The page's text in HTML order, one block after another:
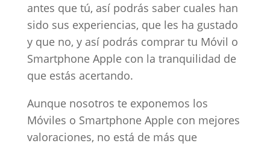
antes que tú, así podrás saber cuales han
sido sus experiencias, que les ha gustado
y que no, y así podrás comprar tu Móvil o
Smartphone Apple con la tranquilidad de
que estás acertando.
Aunque nosotros te exponemos los
Móviles o Smartphone Apple con mejores
valoraciones, no está de más que